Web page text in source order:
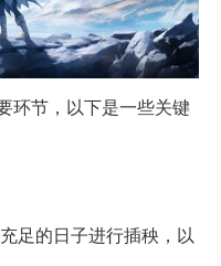
环节，以下是一些关键
足的日子进行插秧，以